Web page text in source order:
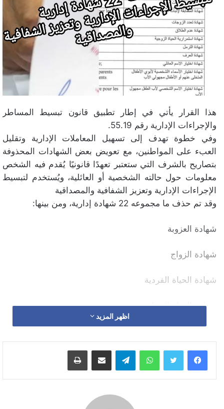
هذا القرار يأتي في إطار تطبيق قانون تبسيط المساطر
والإجراءات الإدارية رقم 55.19.
وفي خطوة تهدف إلى تسهيل المعاملات الإدارية وتقليل
العبء على المواطنين، مع تعويض بعض الشهادات المحذوفة
بتصاريح بالشرف التي ستعتبر تعهدًا قانونيًا يُقدم فيه الشخص
معلومات حول حالته الشخصية أو العائلية، ويُستخدم لتبسيط
الإجراءات الإدارية وتعزيز الشفافية والمصداقية
وقد تم حذف ما مجموعه 22 شهادة إدارية، ومن بينها:
شهادة العزوبة
شهادة الزواج
شهادة الحياة الفردية
شهادة الحياة الجماعية
شهادة تأكيد الزواج
شهادة تعدد الزوجات
اظهر المزيد
واتساب تيلقرام مشاركة عبر البريد طباعة